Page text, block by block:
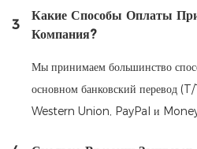
3
Какие Способы Оплаты
Компания?
Мы принимаем большинство
основном банковский перевод
Western Union, PayPal и